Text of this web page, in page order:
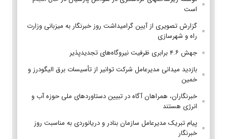
است
گزارش تصویری از آیین گرامیداشت روز خبرنگار به میزبانی وزارت
راه و شهرسازی
جهش ۴.۶ برابری ظرفیت نیروگاه‌های تجدیدپذیر
بازدید میدانی مدیرعامل شرکت توانیر از تأسیسات برق الیگودرز و
خمین
خبرنگاران، همراهان آگاه در تبیین دستاوردهای ملی حوزه آب و
انرژی هستند
پیام تبریک مدیرعامل سازمان بنادر و دریانوردی به مناسبت روز
خبرنگار